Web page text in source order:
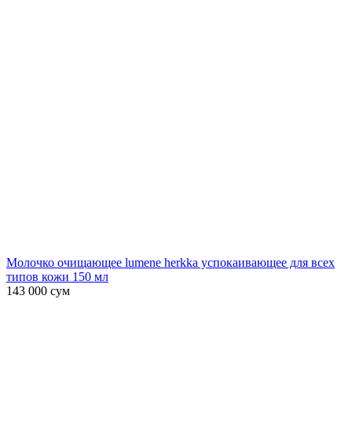
Молочко очищающее lumene herkka успокаивающее для всех
типов кожи 150 мл
143 000 сум